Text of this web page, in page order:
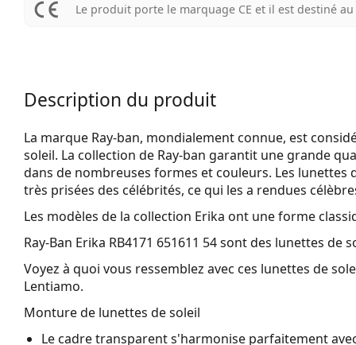
Le produit porte le marquage CE et il est destiné
Description du produit
La marque Ray-ban, mondialement connue, est
soleil. La collection de Ray-ban garantit une grande
dans de nombreuses formes et couleurs. Les
très prisées des célébrités, ce qui les a rendues
Les modèles de la collection Erika ont une forme
Ray-Ban Erika RB4171 651611 54sont des lunettes de
Voyez à quoi vous ressemblez avec ces lunettes de
Lentiamo.
Monture de lunettes de soleil
Le cadre transparent s'harmonise parfaitement